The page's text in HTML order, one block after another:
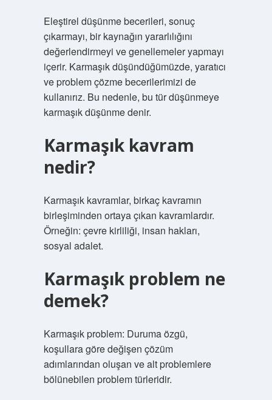
Eleştirel düşünme becerileri, sonuç
çıkarmayı, bir kaynağın yararlılığını
değerlendirmeyi ve genellemeler yapmayı
içerir. Karmaşık düşündüğümüzde, yaratıcı
ve problem çözme becerilerimizi de
kullanırız. Bu nedenle, bu tür düşünmeye
karmaşık düşünme denir.
Karmaşık kavram
nedir?
Karmaşık kavramlar, birkaç kavramın
birleşiminden ortaya çıkan kavramlardır.
Örneğin: çevre kirliliği, insan hakları,
sosyal adalet.
Karmaşık problem ne
demek?
Karmaşık problem: Duruma özgü,
koşullara göre değişen çözüm
adımlarından oluşan ve alt problemlere
bölünebilen problem türleridir.